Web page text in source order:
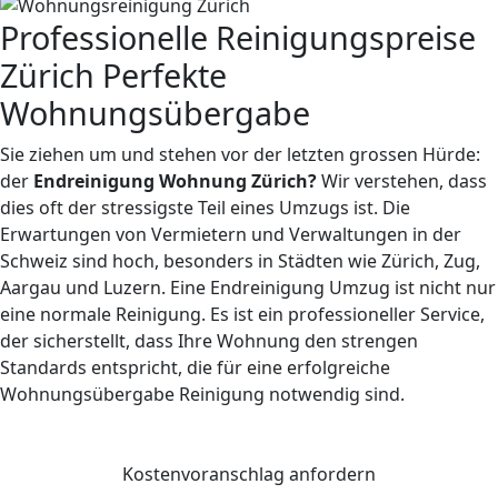
Professionelle Reinigungspreise
Zürich Perfekte
Wohnungsübergabe
Sie ziehen um und stehen vor der letzten grossen Hürde:
der Endreinigung Wohnung Zürich?Wir verstehen, dass
dies oft der stressigste Teil eines Umzugs ist. Die
Erwartungen von Vermietern und Verwaltungen in der
Schweiz sind hoch, besonders in Städten wie Zürich, Zug,
Aargau und Luzern. Eine Endreinigung Umzug ist nicht nur
eine normale Reinigung. Es ist ein professioneller Service,
der sicherstellt, dass Ihre Wohnung den strengen
Standards entspricht, die für eine erfolgreiche
Wohnungsübergabe Reinigung notwendig sind.
Kostenvoranschlag anfordern